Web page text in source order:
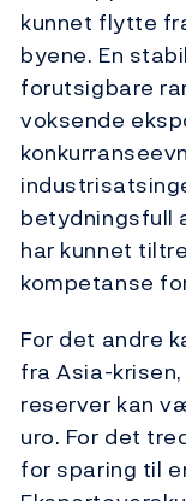
kunnet flytte
byene. En
forutsigbare
voksende
betydningsfull
har kunnet
kompetanse
For det andre
fra Asia-
reserver kan
uro. For det
for sparing til